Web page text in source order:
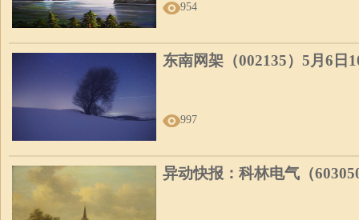
954
东南网架（002135）5月6日
997
异动快报：科林电气（